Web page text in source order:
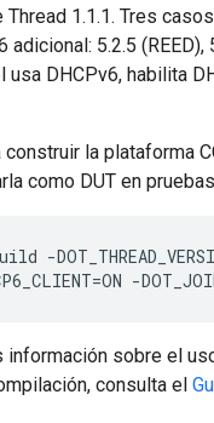
1.1.1. Tres
adicional: 5.2.5 (REED),
usa DHCPv6, habilita
construir la plataforma
como DUT en
-
información sobre el
consulta el